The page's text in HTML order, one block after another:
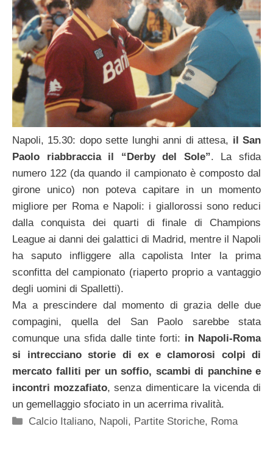
Napoli, 15.30: dopo sette lunghi anni di attesa, il San
Paolo riabbraccia il “Derby del Sole”. La sfida
numero 122 (da quando il campionato è composto dal
girone unico) non poteva capitare in un momento
migliore per Roma e Napoli: i giallorossi sono reduci
dalla conquista dei quarti di finale di Champions
League ai danni dei galattici di Madrid, mentre il Napoli
ha saputo infliggere alla capolista Inter la prima
sconfitta del campionato (riaperto proprio a vantaggio
degli uomini di Spalletti).
Ma a prescindere dal momento di grazia delle due
compagini, quella del San Paolo sarebbe stata
comunque una sfida dalle tinte forti: in Napoli-Roma
si intrecciano storie di ex e clamorosi colpi di
mercato falliti per un soffio, scambi di panchine e
incontri mozzafiato, senza dimenticare la vicenda di
un gemellaggio sfociato in un acerrima rivalità.
Categorie
Calcio Italiano, Napoli, Partite Storiche, Roma